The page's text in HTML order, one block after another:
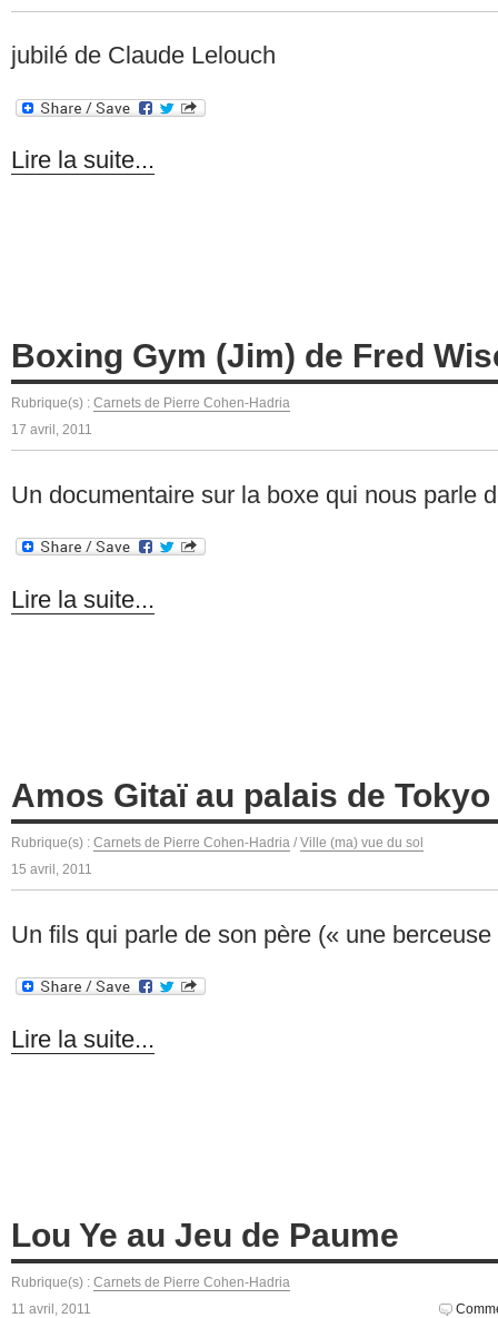
jubilé de Claude Lelouch
Lire la suite...
Boxing Gym (Jim) de Fred
Rubrique(s) : Carnets de Pierre Cohen-Hadria
17 avril, 2011
Un documentaire sur la boxe qui nous parle
Lire la suite...
Amos Gitaï au palais de Tokyo
Rubrique(s) : Carnets de Pierre Cohen-Hadria / Ville (ma) vue du sol
15 avril, 2011
Un fils qui parle de son père (« une
Lire la suite...
Lou Ye au Jeu de Paume
Rubrique(s) : Carnets de Pierre Cohen-Hadria
11 avril, 2011